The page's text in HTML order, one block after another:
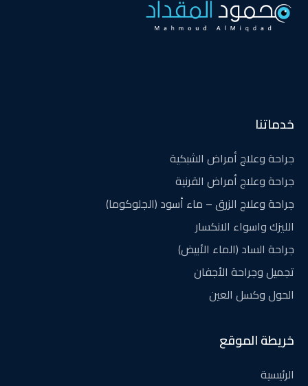
خدماتنا
جراحة وعلاج أمراض الشبكية
جراحة وعلاج أمراض القرنية
جراحة وعلاج الزرق – ماء أسود (الجلوكوما)
الليزك واسواء الانكسار
جراحة الساد (الماء الأبيض)
تجميل وجراحة الأجفان
الحول وكسل العين
خريطة الموقع
الرئيسية